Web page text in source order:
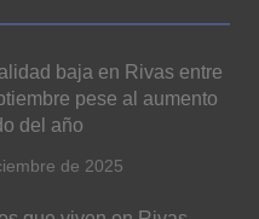
baja en Rivas entre
pese al aumento
del año
de 2025